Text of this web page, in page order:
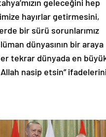
geleceğini hep
hayırlar getirmesini,
bir sürü sorunlarımız
dünyasının bir araya
tekrar dünyada en
nasip etsin” ifadelerini